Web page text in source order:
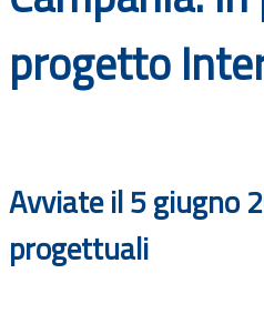
Guide
progetto
Avviate il 5 giugno
progettuali